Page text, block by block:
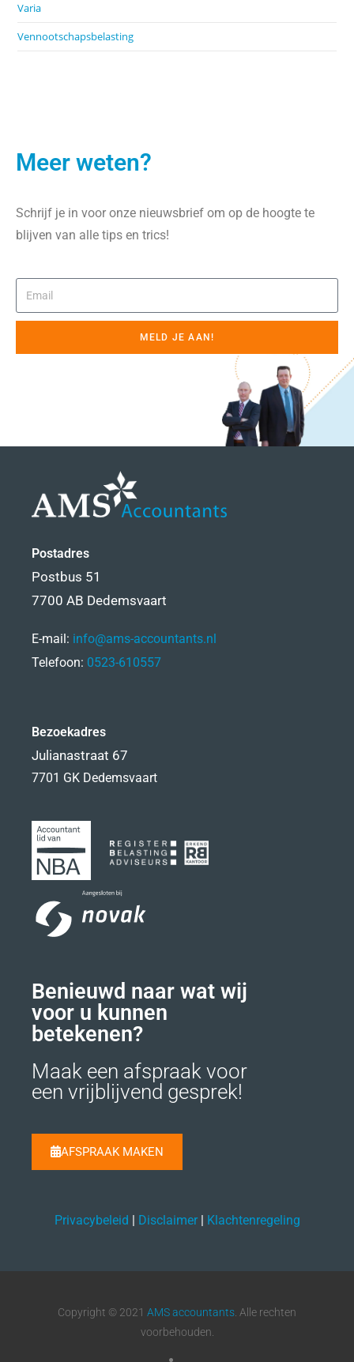
Varia
Vennootschapsbelasting
Meer weten?
Schrijf je in voor onze nieuwsbrief om op de hoogte te
blijven van alle tips en trics!
MELD JE AAN!
Postadres
Postbus 51
7700 AB Dedemsvaart
E-mail: info@ams-accountants.nl
Telefoon: 0523-610557
Bezoekadres
Julianastraat 67
7701 GK Dedemsvaart
Benieuwd naar wat wij
voor u kunnen
betekenen?
Maak een afspraak voor
een vrijblijvend gesprek!
AFSPRAAK MAKEN
Privacybeleid | Disclaimer| Klachtenregeling
Copyright © 2021 AMS accountants . Alle rechten
voorbehouden.